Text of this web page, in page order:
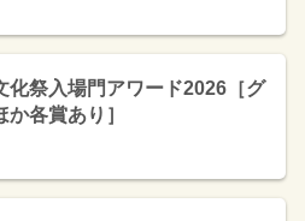
化祭入場門アワード2026［グ
か各賞あり］